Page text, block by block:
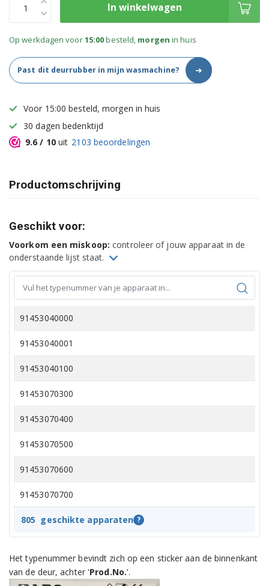
In winkelwagen
Op werkdagen voor15:00besteld, morgen in huis
Past dit deurrubber in mijn wasmachine? ➜
Voor 15:00 besteld, morgen in huis
30 dagen bedenktijd
9.6 / 10uit 2103 beoordelingen
Productomschrijving
Geschikt voor:
Voorkom een miskoop: controleer of jouw apparaat in de
onderstaande lijst staat.
91453040000
91453040001
91453040100
91453070300
91453070400
91453070500
91453070600
91453070700
91453070800
91453071000
805 geschikte apparaten ?
Het typenummer bevindt zich op een sticker aan de binnenkant
van de deur, achter 'Prod.No.'.